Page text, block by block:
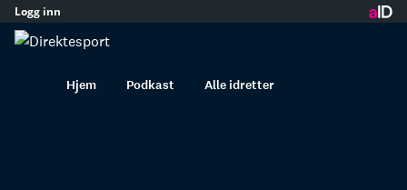
innhold
Logg inn
Hjem Podkast Alle idretter